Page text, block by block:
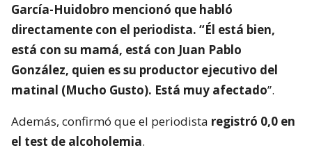
García-Huidobro mencionó que habló
directamente con el periodista. “Él está bien,
está con su mamá, está con Juan Pablo
González, quien es su productor ejecutivo del
matinal (Mucho Gusto). Está muy afectado”.
Además, confirmó que el periodista registró 0,0 en
el test de alcoholemia.